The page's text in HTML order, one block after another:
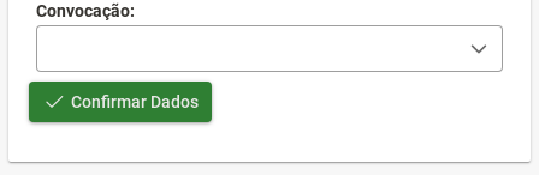
Convocação:
Confirmar Dados